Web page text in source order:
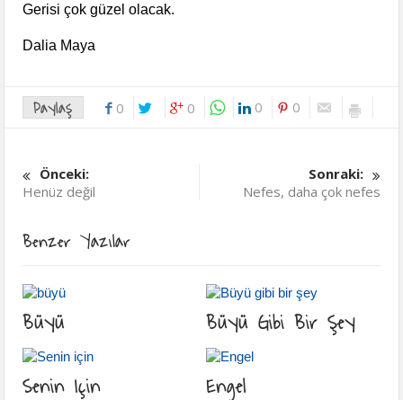
Gerisi çok güzel olacak.
Dalia Maya
Paylaş 0 0 0 0
Önceki:
Henüz değil
Sonraki:
Nefes, daha çok nefes
Benzer Yazılar
Büyü Büyü Gibi Bir Şey
Senin Için Engel